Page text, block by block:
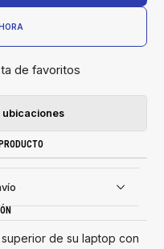
de favoritos
ubicaciones
de su laptop con